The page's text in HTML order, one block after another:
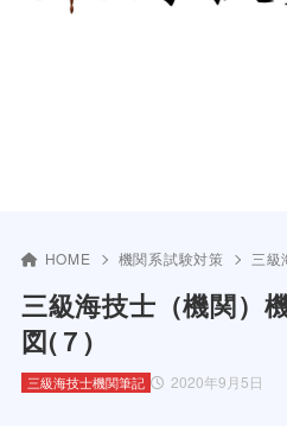
HOME 機関系試験対策 三級
三級海技士（機関）
図(７)
2020年9月5日
三級海技士機関筆記